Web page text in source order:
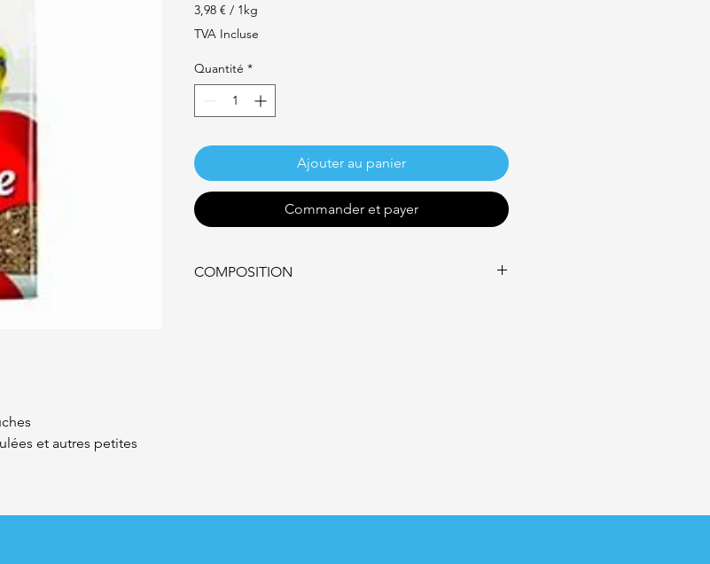
et autres petites
3,98 € / 1kg
3,98 €
pour
1
Kilogramme
TVA Incluse
Quantité *
Ajouter au panier
Commander et payer
COMPOSITION